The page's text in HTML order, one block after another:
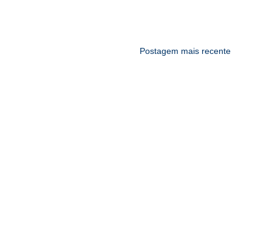
Postagem mais recente